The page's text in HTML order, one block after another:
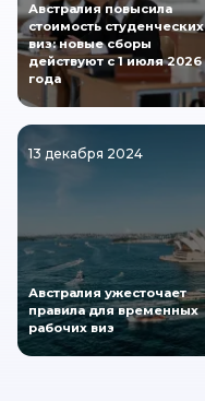
Австралия повысила
стоимость студенческих
виз: новые сборы
действуют с 1 июля 2026
года
13 декабря 2024
Австралия ужесточает
правила для временных
рабочих виз